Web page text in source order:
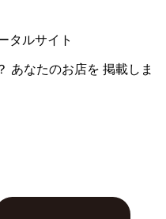
タルサイト
あなたのお店を 掲載しま